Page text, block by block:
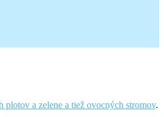
plotov a zelene a tiež ovocných stromov.